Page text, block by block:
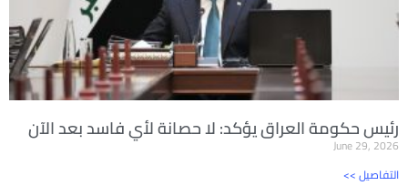
رئيس حكومة العراق يؤكد: لا حصانة لأي فاسد بعد الآن
June 29, 2026
<< التفاصيل